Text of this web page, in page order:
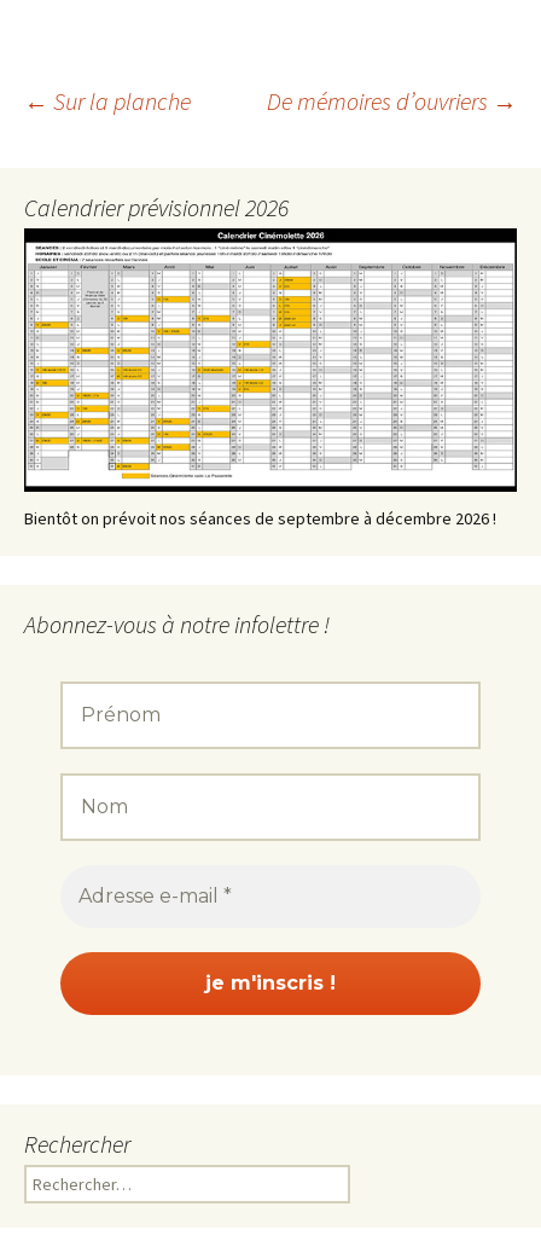
Navigation
articles
← Sur la planche De mémoires d’ouvriers →
Calendrier prévisionnel 2026
Bientôt on prévoit nos séances de septembre à décembre 2026 !
Abonnez-vous à notre infolettre !
Rechercher
Rechercher :